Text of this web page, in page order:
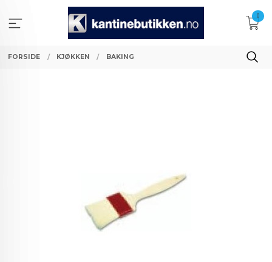
innholdet
0
FORSIDE KJØKKEN BAKING